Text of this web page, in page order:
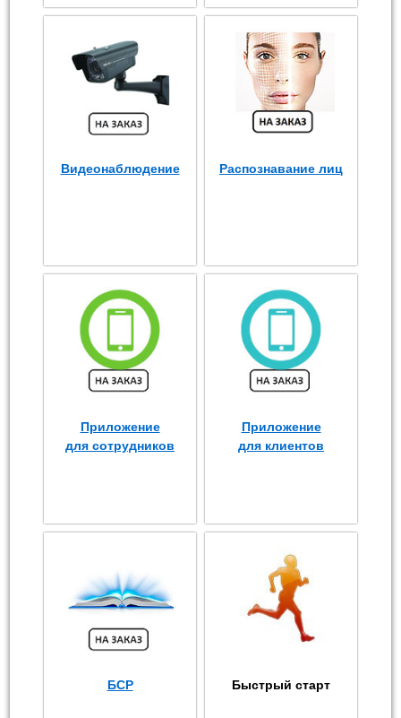
Видеонаблюдение Распознавание лиц
Приложение
для сотрудников
Приложение
для клиентов
БСР Быстрый старт